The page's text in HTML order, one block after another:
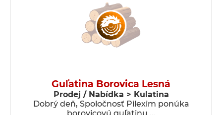
Guľatina Borovica Lesná
Prodej / Nabídka > Kulatina
Dobrý deň, Spoločnosť Pilexim ponúka